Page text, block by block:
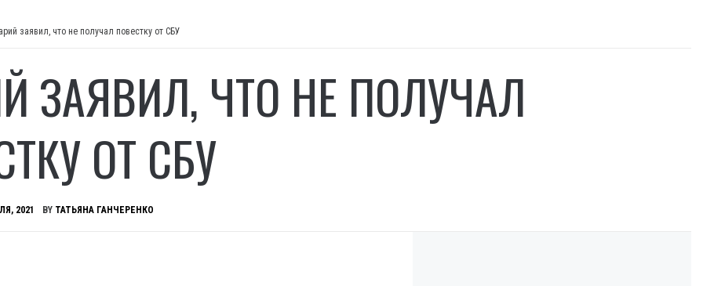
заявил, что не получал повестку от СБУ
ЗАЯВИЛ, ЧТО НЕ ПОЛУЧАЛ
ОТ СБУ
2021 BY ТАТЬЯНА ГАНЧЕРЕНКО